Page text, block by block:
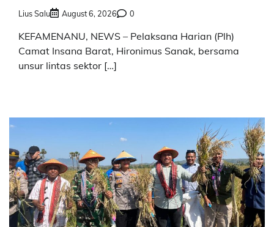
Lius Salu August 6, 2026 0
KEFAMENANU, NEWS – Pelaksana Harian (Plh)
Camat Insana Barat, Hironimus Sanak, bersama
unsur lintas sektor […]